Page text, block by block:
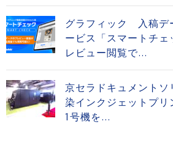
グラフィック 入稿デ
ービス「スマートチ
レビュー閲覧で...
京セラドキュメント
染インクジェットプリ
1号機を...